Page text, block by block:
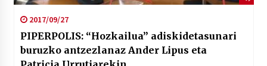
2017/09/27
PIPERPOLIS: “Hozkailua” adiskidetasunari
buruzko antzezlanaz Ander Lipus eta